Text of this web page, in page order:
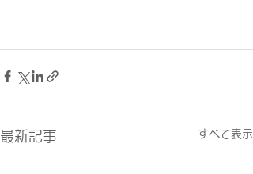
最新記事 すべて表示